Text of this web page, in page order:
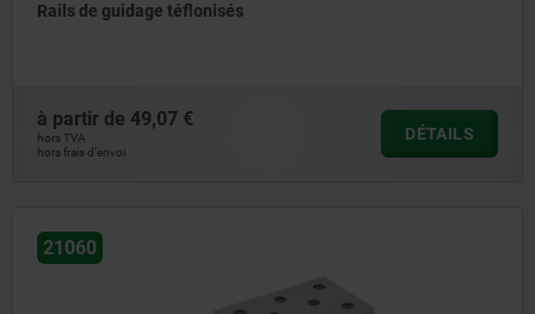
Rails de guidage téflonisés
à partir de 49,07 €
hors TVA
hors frais d’envoi
DÉTAILS
21060